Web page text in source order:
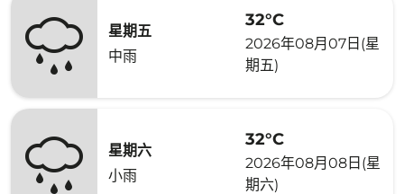
星期五
中雨
32°C
2026年08月07日(星
期五)
星期六
小雨
32°C
2026年08月08日(星
期六)